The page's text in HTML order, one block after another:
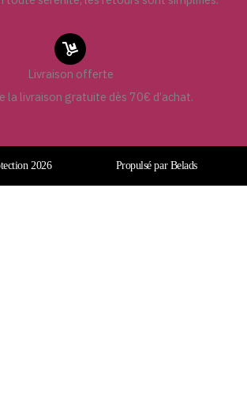
Livraison offerte
la livraison gratuite dès 70€ d’achat.
2026 Propulsé par Belads